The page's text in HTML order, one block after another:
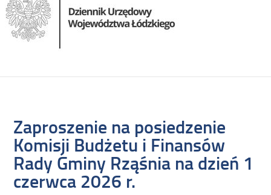
Zaproszenie na posiedzenie
Komisji Budżetu i Finansów
Rady Gminy Rząśnia na dzień 1
czerwca 2026 r.